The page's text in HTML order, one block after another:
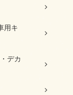
用キ
デカ